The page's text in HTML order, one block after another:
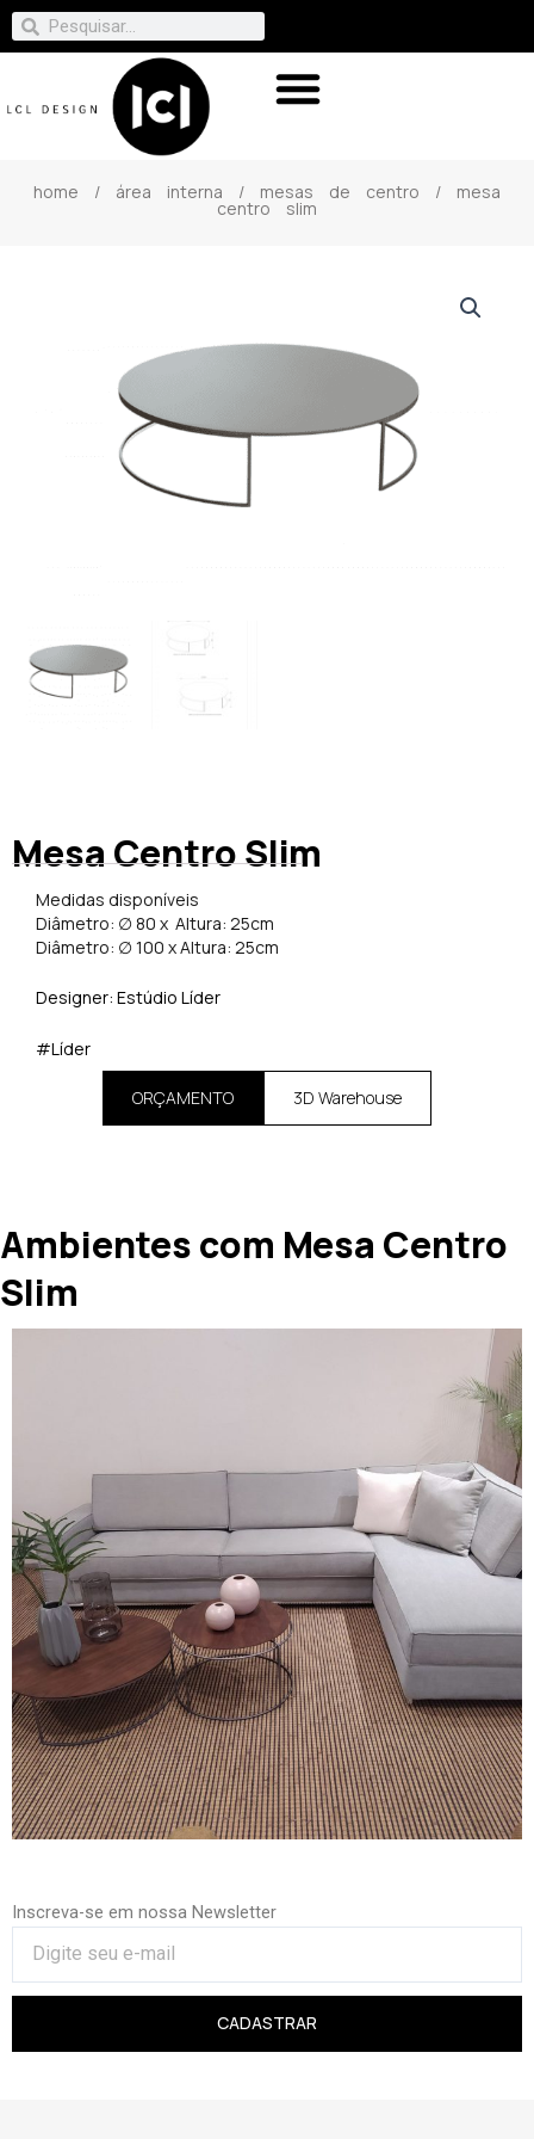
home / área interna / mesas de centro / mesa
centro slim
Mesa Centro Slim
Medidas disponíveis
Diâmetro: ∅ 80 x Altura: 25cm
Diâmetro: ∅ 100 x Altura: 25cm
Designer: Estúdio Líder
#Líder
ORÇAMENTO 3D Warehouse
Ambientes com Mesa Centro
Slim
Inscreva-se em nossa Newsletter
CADASTRAR